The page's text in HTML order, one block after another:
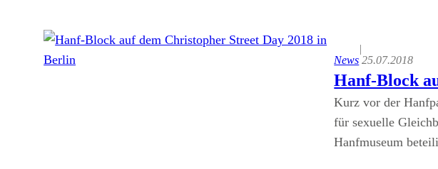
News
|
25.07.2018
Hanf-Block
Kurz vor der
für sexuelle
Hanfmuseum